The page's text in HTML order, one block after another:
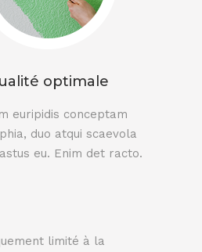
optimale
euripidis conceptam
duo atqui scaevola
eu. Enim det racto.
limité à la